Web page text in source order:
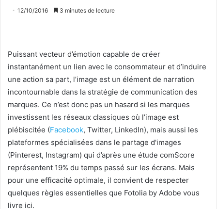
12/10/2016 3 minutes de lecture
Puissant vecteur d’émotion capable de créer
instantanément un lien avec le consommateur et d’induire
une action sa part, l’image est un élément de narration
incontournable dans la stratégie de communication des
marques. Ce n’est donc pas un hasard si les marques
investissent les réseaux classiques où l’image est
plébiscitée (Facebook, Twitter, LinkedIn), mais aussi les
plateformes spécialisées dans le partage d'images
(Pinterest, Instagram) qui d’après une étude comScore
représentent 19% du temps passé sur les écrans. Mais
pour une efficacité optimale, il convient de respecter
quelques règles essentielles que Fotolia by Adobe vous
livre ici.